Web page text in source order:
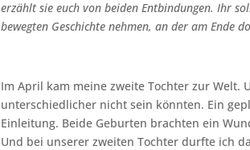
erzählt sie euch von beiden Entbindungen. Ihr
bewegten Geschichte nehmen, an der am Ende
Im April kam meine zweite Tochter zur Welt.
unterschiedlicher nicht sein könnten. Ein
Einleitung. Beide Geburten brachten ein
Und bei unserer zweiten Tochter durfte ich